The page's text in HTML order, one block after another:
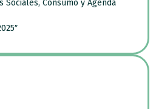
Sociales, Consumo y Agenda